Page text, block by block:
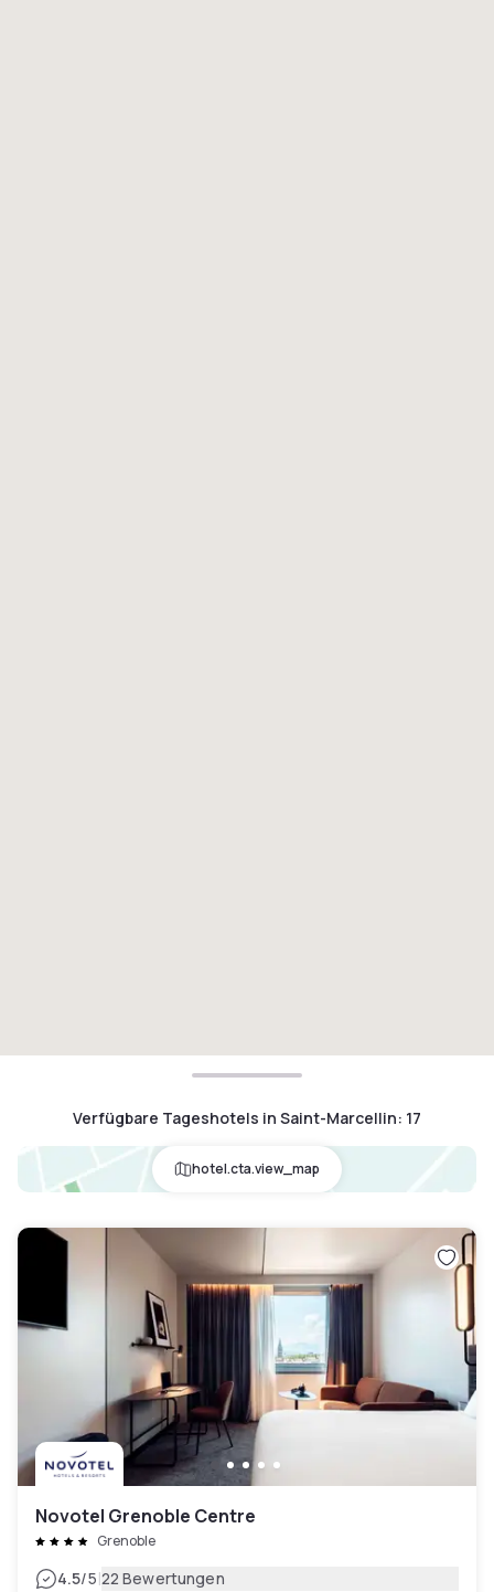
Verfügbare Tageshotels in Saint-Marcellin: 17
hotel.cta.view_map
Novotel Grenoble Centre
Grenoble
4.5/5|22 Bewertungen